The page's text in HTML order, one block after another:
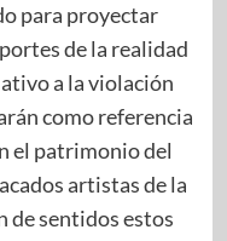
para proyectar
de la realidad
a la violación
como referencia
el patrimonio del
artistas de la
de sentidos estos